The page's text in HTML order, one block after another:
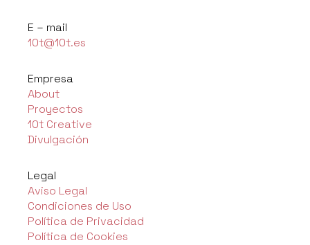
E – mail
10t@10t.es
Empresa
About
Proyectos
10t Creative
Divulgación
Legal
Aviso Legal
Condiciones de Uso
Política de Privacidad
Política de Cookies